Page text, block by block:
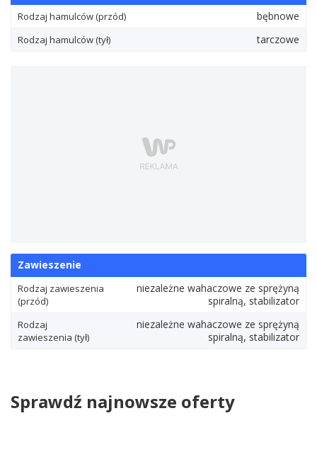
Rodzaj hamulców (przód) bębnowe
Rodzaj hamulców (tył) tarczowe
Zawieszenie
Rodzaj zawieszenia
(przód)
niezależne wahaczowe ze sprężyną
spiralną, stabilizator
Rodzaj
zawieszenia (tył)
niezależne wahaczowe ze sprężyną
spiralną, stabilizator
Sprawdź najnowsze oferty